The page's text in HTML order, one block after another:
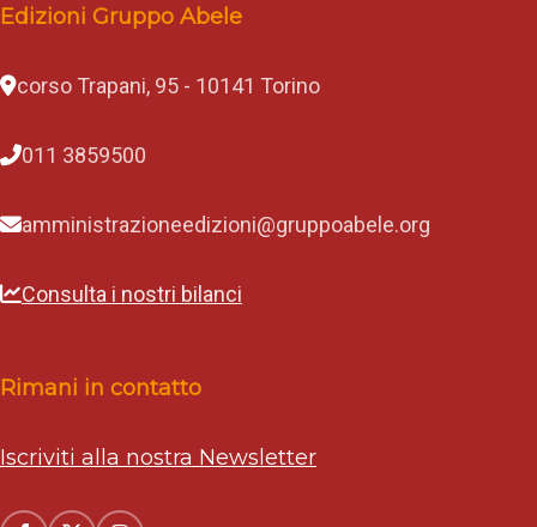
Edizioni Gruppo Abele
corso Trapani, 95 - 10141 Torino
011 3859500
amministrazioneedizioni@gruppoabele.org
Consulta i nostri bilanci
Rimani in contatto
Iscriviti alla nostra Newsletter